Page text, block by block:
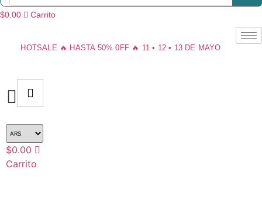
productos
$0.00 Carrito
HOTSALE 🔥 HASTA 50% 0FF 🔥 11 • 12 • 13 DE MAYO
$0.00
Carrito